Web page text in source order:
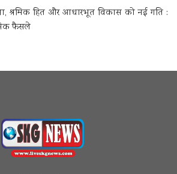
श्रमिक हित और आधारभूत विकास को नई गति :
फैसले